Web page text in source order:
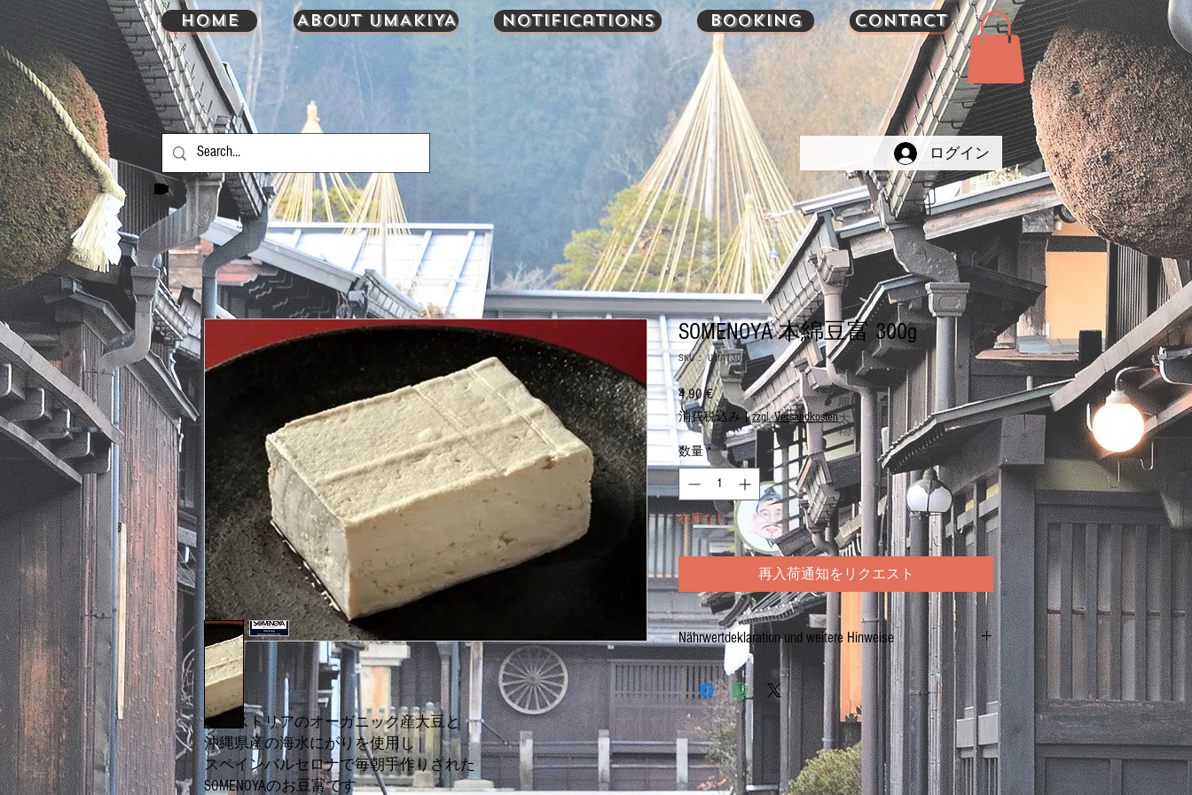
ログイン
オーストリアのオーガニック産大豆と
沖縄県産の海水にがりを使用し
スペインバルセロナで毎朝手作りされた
SOMENOYAのお豆富です
SOMENOYA 木綿豆富 300g
SKU： UMA1300
4,90 €価
格
消費税込み |zzgl. Versandkosten
数量 *
在庫なし
再入荷通知をリクエスト
Nährwertdeklaration und weitere Hinweise
festes tofu
Netto: 300g
Zutaten:SOJABOHNEN
HOME About UMAKIYA Notifications Booking Contact